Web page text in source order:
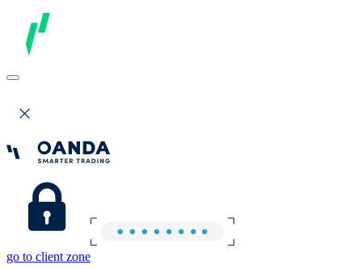
go to client zone